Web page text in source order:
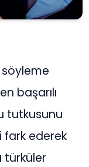
başarılı
tutkusunu
fark ederek
türküler